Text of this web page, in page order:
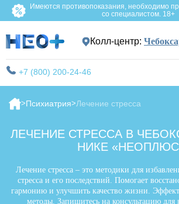
Имеются противопоказания, необходимо
со специалистом. 18+
Колл-центр:
+7 (800) 200-24-46
Психиатрия Лечение стресса
ЛЕЧЕНИЕ СТРЕССА В
НИКЕ
Лечение стресса – это методики для
стресса и его последствий. Помогает
гармонию и улучшить качество жизни.
методы. Запишитесь на консультацию для